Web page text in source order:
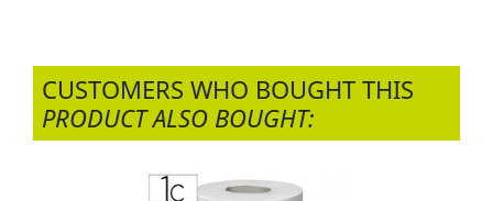
CUSTOMERS WHO BOUGHT THIS
PRODUCT ALSO BOUGHT: